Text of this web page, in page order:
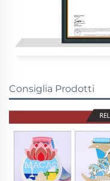
Consiglia Prodotti